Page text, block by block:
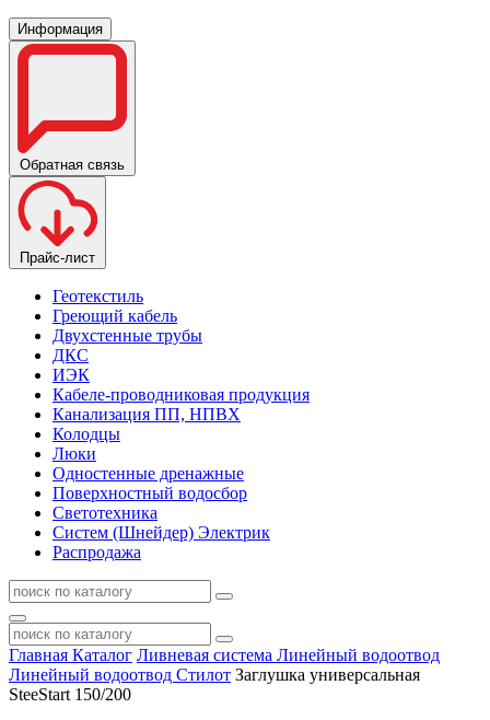
Информация
Обратная связь
Прайс-лист
Геотекстиль
Греющий кабель
Двухстенные трубы
ДКС
ИЭК
Кабеле-проводниковая продукция
Канализация ПП, НПВХ
Колодцы
Люки
Одностенные дренажные
Поверхностный водосбор
Светотехника
Систем (Шнейдер) Электрик
Распродажа
Главная Каталог Ливневая система Линейный водоотвод
Линейный водоотвод Стилот Заглушка универсальная
SteeStart 150/200